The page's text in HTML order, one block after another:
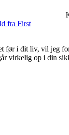
fra First
før i dit liv, vil jeg
virkelig op i din